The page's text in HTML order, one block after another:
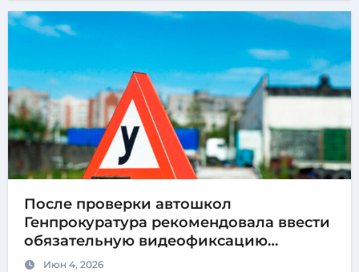
После проверки автошкол
Генпрокуратура рекомендовала ввести
обязательную видеофиксацию
практических занятий
Июн 4, 2026